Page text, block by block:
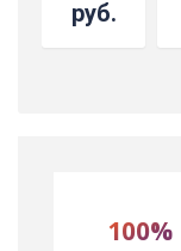
руб.
100%